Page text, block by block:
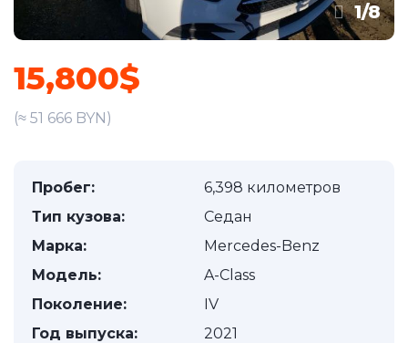
1/8
15,800$
(≈ 51 666 BYN)
Пробег:
6,398 километров
Тип кузова:
Седан
Марка:
Mercedes-Benz
Модель:
A-Class
Поколение:
IV
Год выпуска:
2021